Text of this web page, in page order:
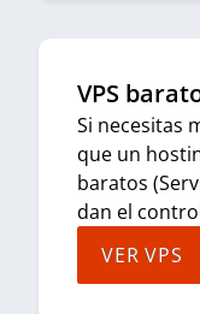
VPS
Si necesitas
que un
baratos
dan el
VER VPS